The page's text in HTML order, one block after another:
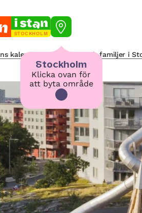
STOCKHOLM
Stockholm
Klicka ovan för
att byta område
kalendarium för barn och familjer i